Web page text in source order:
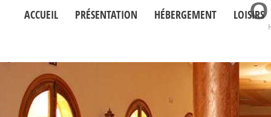
ACCUEIL PRÉSENTATION HÉBERGEMENT LOISIRS